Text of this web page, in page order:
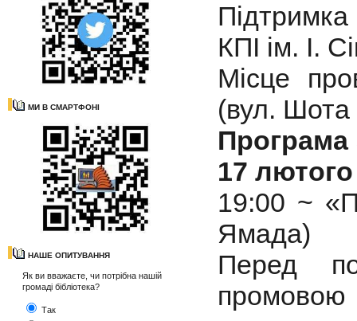
МИ В СМАРТФОНІ
НАШЕ ОПИТУВАННЯ
Як ви вважаєте, чи потрібна нашій
громаді бібліотека?
Так
КПІ ім. І.
Місце
(вул. Шота
Програма
17
19:00 ~
Ямада)
Перед